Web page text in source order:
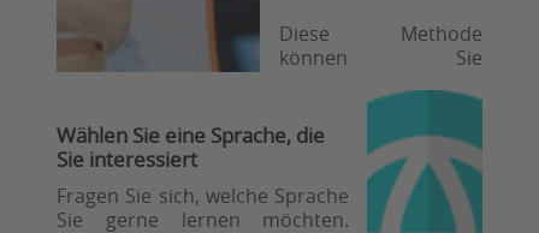
Diese Methode
können Sie
eine Liste mit
Vokabeln
aufschreiben und
daneben jeweils ein
passendes Bild
zeichnen. Zusätzlich
Wählen Sie eine Sprache, die
Sie interessiert
Fragen Sie sich, welche Sprache
Sie gerne lernen möchten.